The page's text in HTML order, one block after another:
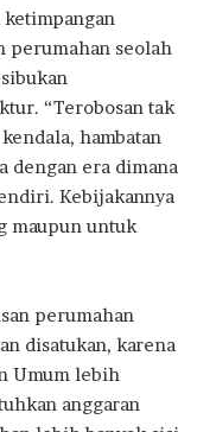
perumahan seolah
“Terobosan tak
hambatan
dengan era dimana
Kebijakannya
maupun untuk
perumahan
disatukan, karena
Umum lebih
anggaran